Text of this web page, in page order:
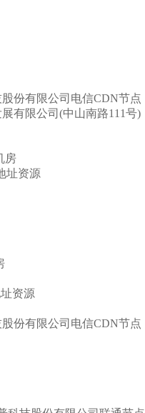
股份有限公司电信CDN节点
有限公司(中山南路111号)
房
址资源
资源
股份有限公司电信CDN节点